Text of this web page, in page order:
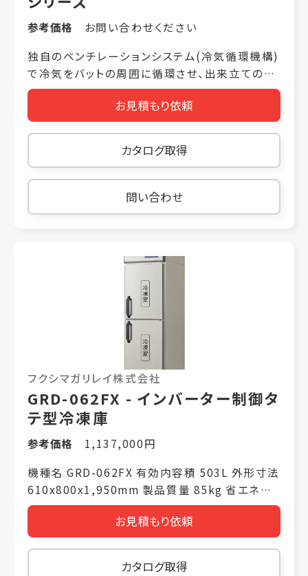
参考価格
お問い合わせください
独自のベンチレーションシステム(冷気循環機構)
で冷気をバットの周囲に循環させ、出来立てのジ
ェラートをそのままの美味しさで召し上がってい
ただける温度をきちんと制御するように設計され
たジェラート用のショーケースです。 照明はどち
らもLEDを採用、キャスターを標準装備し、移動
も簡単に行うことができ、ジェラート用の
360×165mmのコンテナバットが使える仕様に
なっております。また、コンテナバットが横一列な
ので取り出しやすくなっております。 お店の広さ
※ケースのバット数相当のスパチュラとステンレ
スバットが標準付属です。 ※１００Ｖなので電気
工事が不必要です。
お見積もり依頼
カタログ取得
問い合わせ
フクシマガリレイ株式会社
GRD-062FX - インバーター制御タ
テ型冷凍庫
参考価格
1,137,000円
機種名 GRD-062FX 有効内容積 503L 外形寸法
610x800x1,950mm 製品質量 85kg 省エネ基
準達成率 トップランナー対象外機器 年間消費電
(50/60Hz) 175W/175W 霜取り時消費電力
(50/60Hz) 257W/257W 冷媒(冷蔵室/冷凍室)
お見積もり依頼
カタログ取得